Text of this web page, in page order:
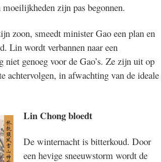
zijn pas begonnen.
zoon, smeedt minister Gao een plan en
Lin wordt verbannen naar een
genoeg voor de Gao’s. Ze zijn uit op
achtervolgen, in afwachting van de ideale
Lin Chong bloedt
De winternacht is bitterkoud. Door
een hevige sneeuwstorm wordt de